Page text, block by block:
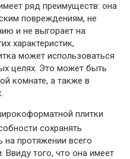
ряд преимуществ: она
повреждениям, не
и не выгорает на
характеристик,
может использоваться
целях. Это может быть
комнате, а также в
плитки
сохранять
протяжении всего
Ввиду того, что она имеет